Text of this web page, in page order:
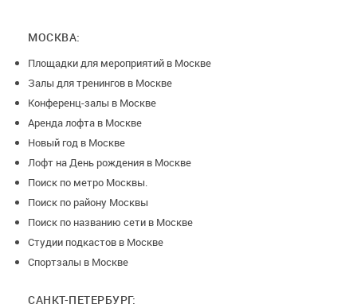
на сбор/уход гостей и уборку после мероприятия должно
КЛИНИНГ
До начала вашего бронирования мы попросим вас
оставить залог за клининг (от 2500 до 6500 рублей в
зависимости от кол-ва бронируемых вами залов и кол-ва
гостей на вашем мероприятии).
ОТМЕНА БРОНИРОВАНИЯ
МОСКВА:
Площадки для мероприятий в Москве
Залы для тренингов в Москве
Конференц-залы в Москве
Аренда лофта в Москве
Новый год в Москве
Лофт на День рождения в Москве
Поиск по метро Москвы.
Поиск по району Москвы
Поиск по названию сети в Москве
Студии подкастов в Москве
Спортзалы в Москве
САНКТ-ПЕТЕРБУРГ: